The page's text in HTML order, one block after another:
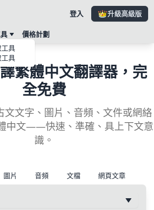
登入 升級高級版
具
具
價格計劃
繁體中文翻譯器，完
全免費
文文字、圖片、音頻、文件或網絡
中文——快速、準確、具上下文意
識。
圖片 音頻 文檔 網頁文章